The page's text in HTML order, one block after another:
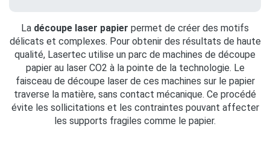
La découpe laser papier permet de créer des motifs
délicats et complexes. Pour obtenir des résultats de haute
qualité, Lasertec utilise un parc de machines de découpe
papier au laser CO2 à la pointe de la technologie. Le
faisceau de découpe laser de ces machines sur le papier
traverse la matière, sans contact mécanique. Ce procédé
évite les sollicitations et les contraintes pouvant affecter
les supports fragiles comme le papier.